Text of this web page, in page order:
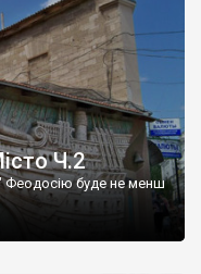
Ч.2
Феодосію буде не менш